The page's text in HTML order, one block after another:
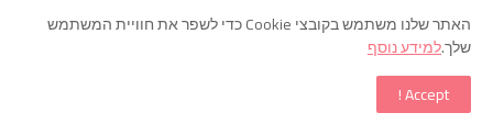
והגרעיני של איראן.האתר שלנו משתמש בקובצי Cookie כדי לשפר את חוויית המשתמש
שלך.למידע נוסף
Accept !